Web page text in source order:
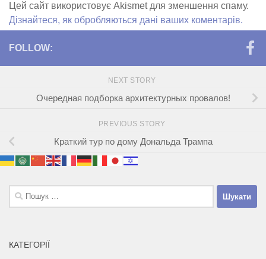
Цей сайт використовує Akismet для зменшення спаму.
Дізнайтеся, як обробляються дані ваших коментарів.
FOLLOW:
NEXT STORY
Очередная подборка архитектурных провалов!
PREVIOUS STORY
Краткий тур по дому Дональда Трампа
Пошук:
КАТЕГОРІЇ